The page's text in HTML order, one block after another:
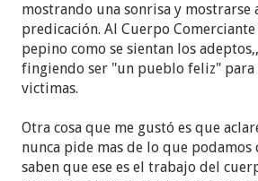
mostrando una sonrisa y mostrarse
predicación. Al Cuerpo
pepino como se sientan los
fingiendo ser "un pueblo feliz" para
victimas.
Otra cosa que me gustó es que
nunca pide mas de lo que podamos
saben que ese es el trabajo del